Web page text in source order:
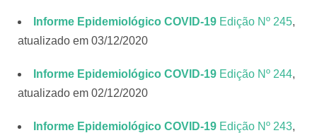
Informe Epidemiológico COVID-19 Edição Nº 245,
atualizado em 03/12/2020
Informe Epidemiológico COVID-19 Edição Nº 244,
atualizado em 02/12/2020
Informe Epidemiológico COVID-19 Edição Nº 243,